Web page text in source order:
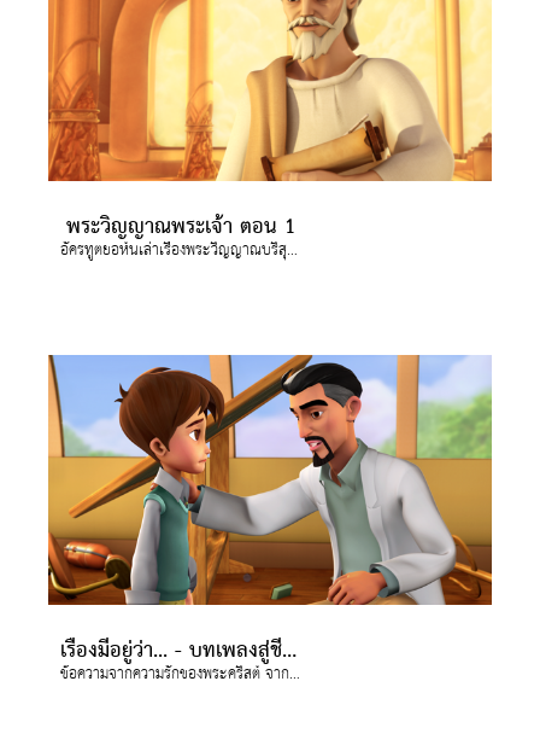
พระวิญญาณพระเจ้า ตอน 1
อัครทูตยอห์นเล่าเรื่องพระวิญญาณบริสุทธิ์ให้จอยและกิสโม่ฟัง
เรื่องมีอยู่ว่า... - บทเพลงสู่ชีวิตใหม่
ข้อความจากความรักของพระคริสต์ จาก ตอน "เรื่องมีอยู่ว่า..."